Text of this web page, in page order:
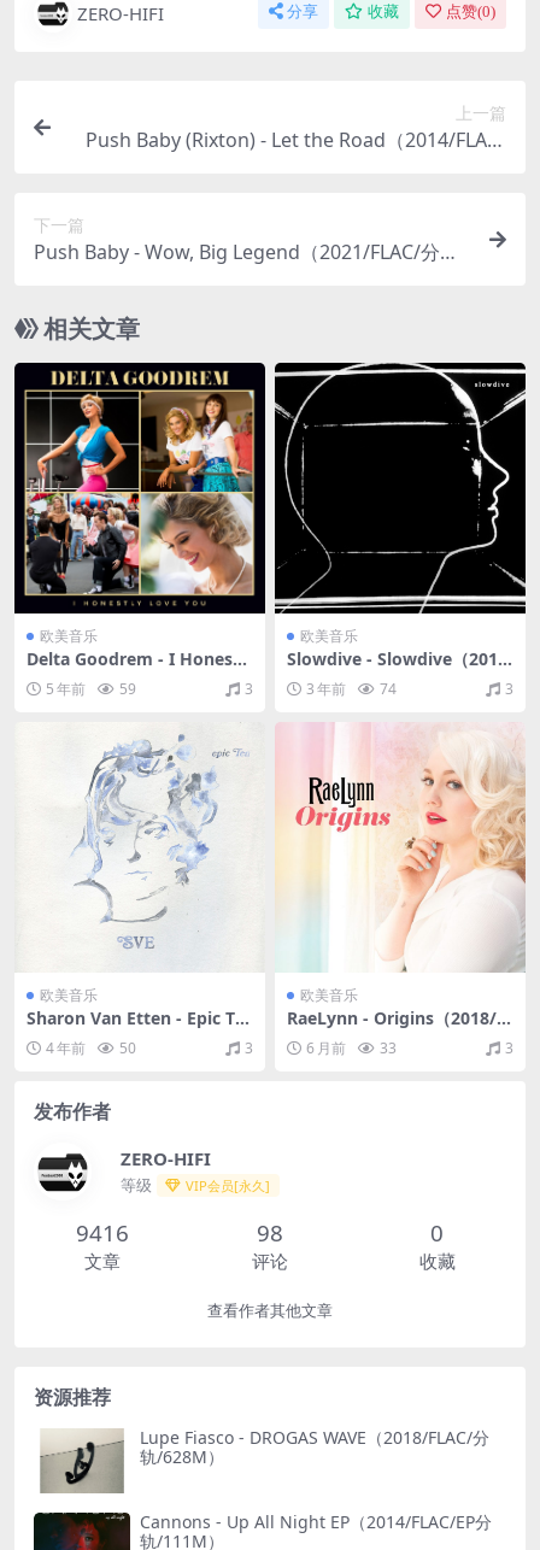
ZERO-HIFI 分享 收藏 点赞(0)
上一篇
Push Baby (Rixton) - Let the Road（2014/FLAC/
下一篇
Push Baby - Wow, Big Legend（2021/FLAC/分轨/
相关文章
欧美音乐
Delta Goodrem - I Honestl
y Love You（2018/FLAC/分
轨/299M）
5 年前 59 3
欧美音乐
Slowdive - Slowdive（201
7/FLAC/分轨/285M）
3 年前 74 3
欧美音乐
Sharon Van Etten - Epic Te
n（2021/FLAC/分轨/373M）
4 年前 50 3
欧美音乐
RaeLynn - Origins（2018/F
LAC/分轨/291M）
6 月前 33 3
发布作者
ZERO-HIFI
等级 VIP会员[永久]
9416
文章
98
评论
0
收藏
查看作者其他文章
资源推荐
Lupe Fiasco - DROGAS WAVE（2018/FLAC/分
轨/628M）
Cannons - Up All Night EP（2014/FLAC/EP分
轨/111M）